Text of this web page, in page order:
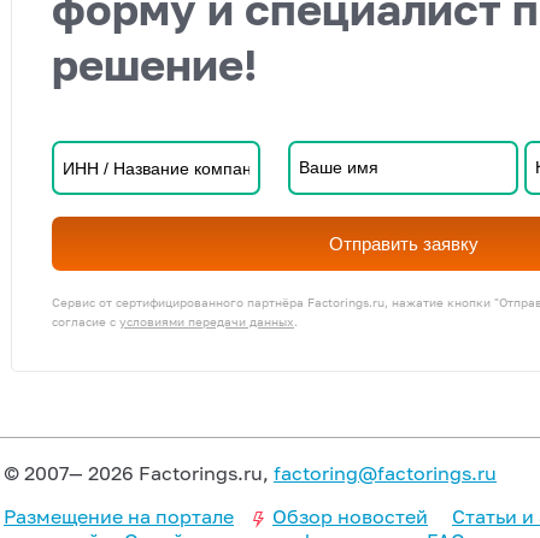
решение!
Отправить заявку
Сервис от сертифицированного партнёра Factorings.ru, нажатие кнопки
согласие с условиями передачи данных.
© 2007— 2026 Factorings.ru, factoring@factorings.ru
Размещение на портале
Обзор новостей
Статьи